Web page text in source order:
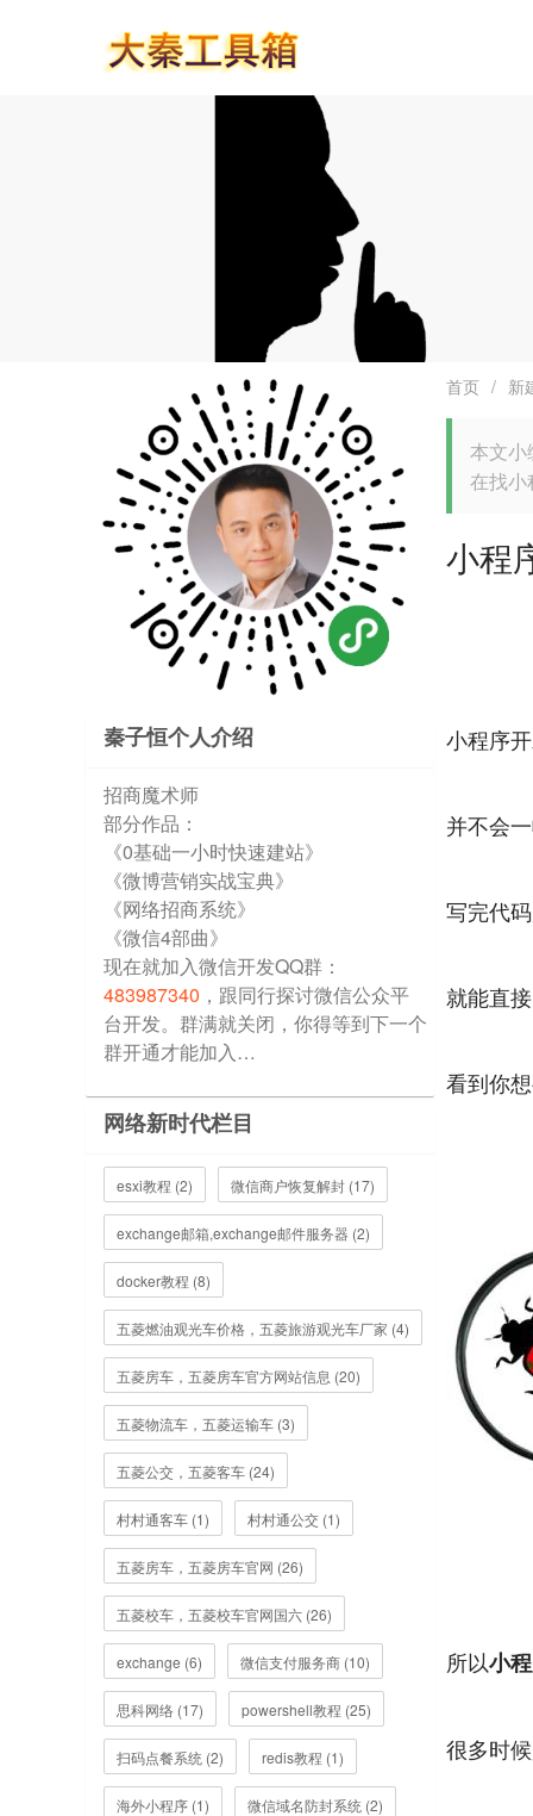
秦子恒个人介绍
招商魔术师
部分作品：
《0基础一小时快速建站》
《微博营销实战宝典》
《网络招商系统》
《微信4部曲》
现在就加入微信开发QQ群：
483987340 ，跟同行探讨微信公众平
台开发。群满就关闭，你得等到下一个
群开通才能加入…
网络新时代栏目
esxi教程 (2) 微信商户恢复解封 (17)
exchange邮箱,exchange邮件服务器 (2)
docker教程 (8)
五菱燃油观光车价格，五菱旅游观光车厂家 (4)
五菱房车，五菱房车官方网站信息 (20)
五菱物流车，五菱运输车 (3)
五菱公交，五菱客车 (24)
村村通客车 (1) 村村通公交 (1)
五菱房车，五菱房车官网 (26)
五菱校车，五菱校车官网国六 (26)
exchange (6) 微信支付服务商 (10)
思科网络 (17) powershell教程 (25)
扫码点餐系统 (2) redis教程 (1)
海外小程序 (1) 微信域名防封系统 (2)
首页 / 新
本文小
在找小
小程
小程序
并不会
写完代
就能直
看到你
所以小
很多时